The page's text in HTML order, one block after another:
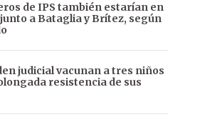
de IPS también estarían en
a Bataglia y Brítez, según
judicial vacunan a tres niños
resistencia de sus